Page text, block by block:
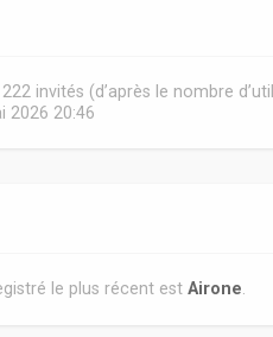
invités (d’après le nombre
2026 20:46
le plus récent estAirone.